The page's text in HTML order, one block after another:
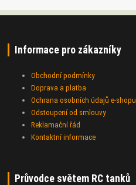
Informace pro zákazníky
Obchodní podmínky
Doprava a platba
Ochrana osobních údajů e-shopu
Odstoupení od smlouvy
Reklamační řád
Kontaktní informace
Průvodce světem RC tanků